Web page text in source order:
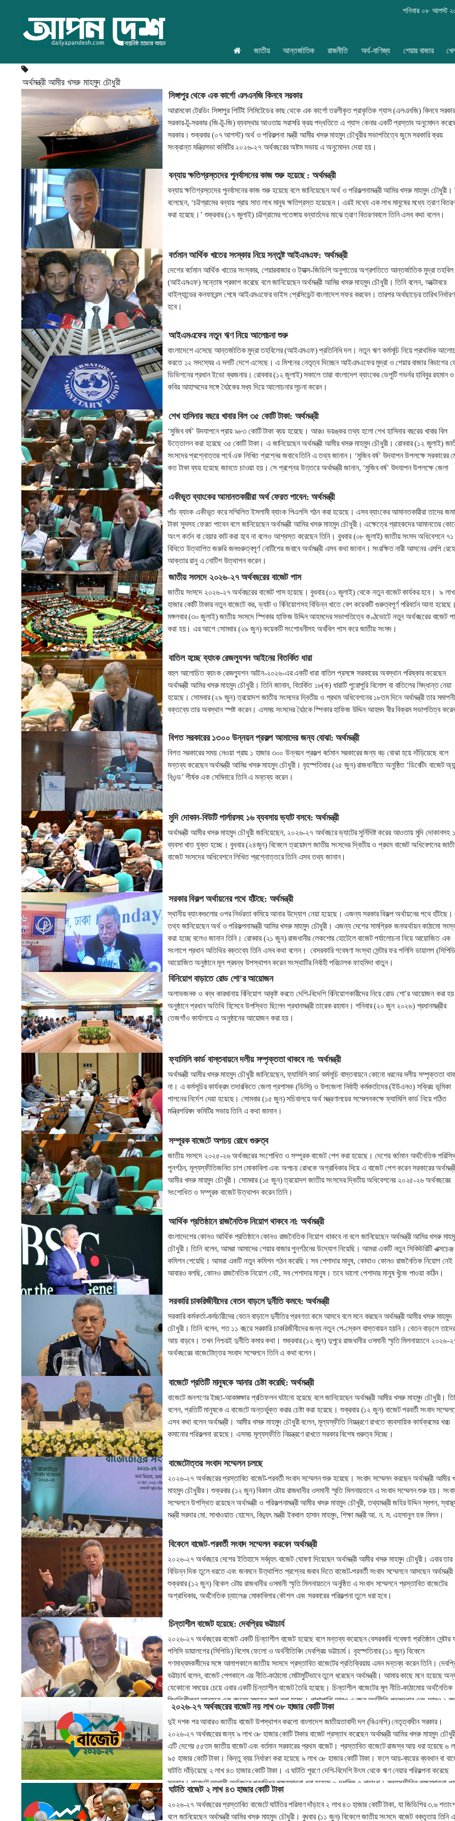
শনিবার ০৮ আগস্ট
জাতীয় আন্তর্জাতিক রাজনীতি অর্থ-বাণিজ্য শেয়ার বাজার
অর্থমন্ত্রী আমীর খসরু মাহমুদ চৌধুরী
সিঙ্গাপুর থেকে এক কার্গো এলএনজি কিনবে সরকার
আরামকো ট্রেডিং সিঙ্গাপুর পিটিই লিমিটেডের কাছ থেকে এক কার্গো তরলীকৃত প্রাকৃতিক গ্যাস (এলএনজি) কিনবে
সরকার-টু-সরকার (জি-টু-জি) ব্যবস্থার আওতায় সরাসরি ক্রয় পদ্ধতিতে এ গ্যাস কেনার একটি প্রস্তাব অনুমোদন
সরকার। শুক্রবার (০৭ আগস্ট) অর্থ ও পরিকল্পনা মন্ত্রী আমীর খসরু মাহমুদ চৌধুরীর সভাপতিত্বে জুমে সরকারি ক্রয়
সংক্রান্ত মন্ত্রিসভা কমিটির ২০২৬-২৭ অর্থবছরের অষ্টম সভায় এ অনুমোদন দেয়া হয়।
বন্যায় ক্ষতিগ্রস্তদের পুনর্বাসনের কাজ শুরু হয়েছে : অর্থমন্ত্রী
বন্যায় ক্ষতিগ্রস্তদের পুনর্বাসনের কাজ শুরু হয়েছে বলে জানিয়েছেন অর্থ ও পরিকল্পনামন্ত্রী আমির খসরু মাহমুদ চৌধুরী।
বলেছেন, ‘চট্টগ্রামের বন্যায় প্রায় সাত লাখ মানুষ ক্ষতিগ্রস্ত হয়েছেন। এরই মধ্যে এক লাখ মানুষের মধ্যে ত্রাণ
করা হয়েছে।’ শুক্রবার (১৭ জুলাই) চট্টগ্রামের পতেঙ্গায় বন্যার্তদের মাঝে ত্রাণ বিতরণকালে তিনি এসব কথা বলেন।
বর্তমান আর্থিক খাতের সংস্কার নিয়ে সন্তুষ্ট আইএমএফ: অর্থমন্ত্রী
দেশের বর্তমান আর্থিক খাতের সংস্কার, শেয়ারবাজার ও ট্যাক্স-জিডিপি অনুপাতের অগ্রগতিতে আন্তর্জাতিক মুদ্রা তহবিল
(আইএমএফ) সন্তোষ প্রকাশ করেছে বলে জানিয়েছেন অর্থমন্ত্রী আমির খসরু মাহমুদ চৌধুরী। তিনি বলেন, অক্টোবরে
থাইল্যান্ডের কনফারেন্স শেষে আইএমএফের ভাইস প্রেসিডেন্ট বাংলাদেশ সফর করবেন। তারপর অর্থছাড়ের তারিখ নির্ধারণ
হবে।
আইএমএফের নতুন ঋণ নিয়ে আলোচনা শুরু
বাংলাদেশে এসেছে আন্তর্জাতিক মুদ্রা তহবিলের (আইএমএফ) প্রতিনিধি দল। নতুন ঋণ কর্মসূচি নিয়ে প্রাথমিক
করতে ১২ সদস্যের এ দলটি দেশে এসেছে। এ মিশনের নেতৃত্ব দিচ্ছেন আইএমএফের মুদ্রা ও শেয়ার বাজার বিভাগের
ডিভিশনের প্রধান ইভো ক্রজনার। রোববার (১২ জুলাই) সকালে তারা বাংলাদেশ ব্যাংকের ডেপুটি গভর্নর হাবিবুর রহমান ও
কবির আহাম্মদের সঙ্গে বৈঠকের মধ্য দিয়ে আলোচনার সূচনা করেন।
শেখ হাসিনার বছরে খাবার বিল ৩৫ কোটি টাকা: অর্থমন্ত্রী
‘মুজিব বর্ষ’ উদযাপনে প্রায় ৯৮৩ কোটি টাকা ব্যয় হয়েছে। আরও ভয়ঙ্কর তথ্য হলো শেখ হাসিনার বছরের খাবার বিল
উত্তোলন করা হয়েছে ৩৫ কোটি টাকা। এ জানিয়েছেন অর্থমন্ত্রী আমীর খসরু মাহমুদ চৌধুরী। রোববার (১২ জুলাই)
সংসদের প্রশ্নোত্তর পর্বে এক লিখিত প্রশ্নের জবাবে তিনি এ তথ্য জানান। ‘মুজিব বর্ষ’ উদযাপন উপলক্ষে সরকারের
কত টাকা ব্যয় হয়েছে জানতে চাওয়া হয়। সে প্রশ্নের উত্তরে অর্থমন্ত্রী জানান, ‘মুজিব বর্ষ’ উদযাপন উপলক্ষে জেলা
একীভূত ব্যাংকের আমানতকারীরা অর্থ ফেরত পাবেন: অর্থমন্ত্রী
পাঁচ ব্যাংক একীভূত করে সম্মিলিত ইসলামী ব্যাংক পিএলসি গঠন করা হয়েছে। এসব ব্যাংকের আমানতকারীরা তাদের
টাকা সুদসহ ফেরত পাবেন বলে জানিয়েছেন অর্থমন্ত্রী আমির খসরু মাহমুদ চৌধুরী। এক্ষেত্রে গ্রাহকদের আমানতের
অংশ কর্তন বা হেয়ার কাট করা হবে না বলেও আশ্বস্ত করেছেন তিনি। বুধবার (০৮ জুলাই) জাতীয় সংসদ অধিবেশনে ৭১
বিধিতে উত্থাপিত জরুরি জনগুরুত্বপূর্ণ নোটিশের জবাবে অর্থমন্ত্রী এসব কথা জানান। সংরক্ষিত নারী আসনের এমপি
আক্তার রানু এ নোটিশ উত্থাপন করেন।
জাতীয় সংসদে ২০২৬-২৭ অর্থবছরের বাজেট পাস
জাতীয় সংসদে ২০২৬-২৭ অর্থবছরের বাজেট পাস হয়েছে। বুধবার (০১ জুলাই) থেকে নতুন বাজেট কার্যকর হবে। ৯
হাজার কোটি টাকার নতুন বাজেটে কর, ভ্যাট ও বিনিয়োগসহ বিভিন্ন খাতে বেশ কয়েকটি গুরুত্বপূর্ণ পরিবর্তন আনা হয়েছে।
মঙ্গলবার (৩০ জুলাই) জাতীয় সংসদে স্পিকার হাফিজ উদ্দিন আহমদের সভাপতিত্বে কণ্ঠভোটে নতুন অর্থবছরের বাজেট
করা হয়। এর আগে সোমবার (২৯ জুন) কয়েকটি সংশোধনীসহ অর্থবিল পাস করে জাতীয় সংসদ।
বাতিল হচ্ছে ব্যাংক রেজল্যুশন আইনের বিতর্কিত ধারা
বহুল আলোচিত ব্যাংক রেজল্যুশন আইন-২০২৬-এর একটি ধারা বাতিল প্রসঙ্গে সরকারের অবস্থান পরিষ্কার করেছেন
অর্থমন্ত্রী আমির খসরু মাহমুদ চৌধুরী। তিনি জানান, বিতর্কিত ১৮(ক) ধারাটি পুরোপুরি বিলোপ বা বাতিলের সিদ্ধান্ত নেয়া
হয়েছে। সোমবার (২৯ জুন) ত্রয়োদশ জাতীয় সংসদের দ্বিতীয় ও প্রথম অধিবেশনের ১৮তম দিনে অর্থমন্ত্রী তার সমাপনী
বক্তব্যে তার অবস্থান স্পষ্ট করেন। এসময় সংসদের বৈঠকে স্পিকার হাফিজ উদ্দিন আহমদ বীর বিক্রম সভাপতিত্ব
বিগত সরকারের ১৩০০ উন্নয়ন প্রকল্প আমাদের জন্য বোঝা: অর্থমন্ত্রী
বিগত সরকারের সময় নেওয়া প্রায় ১ হাজার ৩০০ উন্নয়ন প্রকল্প বর্তমান সরকারের জন্য বড় বোঝা হয়ে দাঁড়িয়েছে বলে
মন্তব্য করেছেন অর্থমন্ত্রী আমির খসরু মাহমুদ চৌধুরী। বৃহস্পতিবার (২৫ জুন) রাজধানীতে অনুষ্ঠিত ‘ডিবেটিং বাজেট
বিওন্ড’ শীর্ষক এক সেমিনারে তিনি এ মন্তব্য করেন।
মুদি দোকান-বিউটি পার্লারসহ ১৬ ব্যবসায় ভ্যাট বসবে: অর্থমন্ত্রী
অর্থমন্ত্রী আমীর খসরু মাহমুদ চৌধুরী জানিয়েছেন, ২০২৬-২৭ অর্থবছরে ভ্যাটের সুর্নিদিষ্ট করের আওতায় মুদি দোকানসহ
ব্যবসা খাত যুক্ত হচ্ছে। বুধবার (২৪জুন) বিকেলে ত্রয়োদশ জাতীয় সংসদের দ্বিতীয় ও প্রথম বাজেট অধিবেশনের
বাজেট সংসদের অধিবেশনে লিখিত প্রশ্নোত্তরে তিনি এসব তথ্য জানান।
সরকার বিকল্প অর্থায়নের পথে হাঁটছে: অর্থমন্ত্রী
স্থানীয় ব্যাংকগুলোর ওপর নির্ভরতা কমিয়ে আনার উদ্যোগ নেয়া হয়েছে। এজন্য সরকার বিকল্প অর্থায়নের পথে হাঁটছে।
তথ্য জানিয়েছেন অর্থ ও পরিকল্পনামন্ত্রী আমির খসরু মাহমুদ চৌধুরী। এজন্য দেশের সামগ্রিক জনঅর্থায়ন কাঠামো
করা হচ্ছে বলেও জানান তিনি। রোববার (২১ জুন) রাজধানীর লেকশোর হোটেলে বাজেট পর্যালোচনা নিয়ে আয়োজিত এক
সংলাপে প্রধান অতিথির বক্তব্যে তিনি এসব কথা বলেন। বেসরকারি গবেষণা সংস্থা সেন্টার ফর পলিসি ডায়ালগ
আয়োজিত অনুষ্ঠানে মূল প্রবন্ধ উপস্থাপন করেন সংস্থাটির নির্বাহী পরিচালক ফাহমিদা খাতুন।
বিনিয়োগ বাড়াতে রোড শো’র আয়োজন
অলাভজনক ও বন্ধ কারখানায় বিনিয়োগ আকৃষ্ট করতে দেশি-বিদেশি বিনিয়োগকারীদের নিয়ে রোড শো’র আয়োজন করা
অনুষ্ঠানে প্রধান অতিথি হিসেবে উপস্থিত ছিলেন প্রধানমন্ত্রী তারেক রহমান। শনিবার (২০ জুন ২০২৬) প্রধানমন্ত্রীর
তেজগাঁও কার্যালয়ে এ অনুষ্ঠানের আয়োজন করা হয়।
ফ্যামিলি কার্ড বাস্তবায়নে দলীয় সম্পৃক্ততা থাকবে না: অর্থমন্ত্রী
অর্থমন্ত্রী আমীর খসরু মাহমুদ চৌধুরী জানিয়েছেন, ফ্যামিলি কার্ড কর্মসূচি বাস্তবায়নে কোনো ধরনের দলীয় সম্পৃক্ততা
না। এ কর্মসূচির কার্যক্রম তদারকিতে জেলা প্রশাসক (ডিসি) ও উপজেলা নির্বাহী কর্মকর্তাদের (ইউএনও) সক্রিয় ভূমিকা
পালনের নির্দেশ দেয়া হয়েছে। সোমবার (১৫ জুন) সচিবালয়ে অর্থ মন্ত্রণালয়ের সম্মেলনকক্ষে ফ্যামিলি কার্ড নিয়ে গঠিত
মন্ত্রিপরিষদ কমিটির সভায় তিনি এ কথা জানান।
সম্পূরক বাজেটে অপচয় রোধে গুরুত্ব
জাতীয় সংসদে ২০২৫-২৬ অর্থবছরের সংশোধিত ও সম্পূরক বাজেট পেশ করা হয়েছে। দেশের বর্তমান অর্থনৈতিক
পুনর্গঠন, মূল্যস্ফীতিজনিত চাপ মোকাবিলা এবং অপচয় রোধকে অগ্রাধিকার দিয়ে এ বাজেট পেশ করেন সরকারের
আমীর খসরু মাহমুদ চৌধুরী। সোমবার (১৫ জুন) ত্রয়োদশ জাতীয় সংসদের দ্বিতীয় অধিবেশনের ২০২৫-২৬ অর্থবছরের
সংশোধিত ও সম্পূরক বাজেট উত্থাপন করেন তিনি।
আর্থিক প্রতিষ্ঠানে রাজনৈতিক নিয়োগ থাকবে না: অর্থমন্ত্রী
বাংলাদেশের কোনও আর্থিক প্রতিষ্ঠানে কোনও রাজনৈতিক নিয়োগ থাকবে না বলে জানিয়েছেন অর্থমন্ত্রী আমির খসরু
চৌধুরী। তিনি বলেন, আমরা আমাদের শেয়ার বাজার পুনর্গঠনের উদ্যোগ নিয়েছি। আমরা একটি নতুন সিকিউরিটি এক্সচেঞ্জ
কমিশন পেয়েছি। আমরা একটি নতুন কমিশন গঠন করেছি। সব পেশাদার মানুষ, কোথাও কোনও রাজনৈতিক নিয়োগ
আবারও বলছি, কোনও রাজনৈতিক নিয়োগ নেই, সব পেশাদার মানুষ। তবে ভালো পেশাদার মানুষ খুঁজে পাওয়া কঠিন।
সরকারি চাকরিজীবীদের বেতন বাড়লে দুর্নীতি কমবে: অর্থমন্ত্রী
সরকারি কর্মকর্তা-কর্মচারীদের বেতন বাড়ালে দুর্নীতির প্রবণতা কমে আসবে বলে মনে করছেন অর্থমন্ত্রী আমীর খসরু মাহমুদ
চৌধুরী। তিনি বলেন, গত ১১ বছরে সরকারি চাকরিজীবীদের জন্য নতুন পে-স্কেল বাস্তবায়ন হয়নি। বেতন বাড়লে
আয় বাড়বে। তখন নিশ্চয়ই দুর্নীতি কমার কথা। শুক্রবার (১২ জুন) দুপুরে রাজধানীর ওসমানী স্মৃতি মিলনায়তনে ২০২৬-
অর্থবছরের বাজেটোত্তর সংবাদ সম্মেলনে তিনি এ কথা বলেন।
বাজেটে প্রতিটি মানুষকে আনার চেষ্টা করেছি: অর্থমন্ত্রী
বাজেটে জনগণের ইচ্ছা-আকাঙ্ক্ষার প্রতিফলন ঘটানো হয়েছে বলে জানিয়েছেন অর্থমন্ত্রী আমীর খসরু মাহমুদ চৌধুরী।
বলেন, প্রতিটি মানুষকে এ বাজেটে অন্তর্ভুক্ত করার চেষ্টা করা হয়েছে। শুক্রবার (১২ জুন) বাজেট পরবর্তী সংবাদ
এসব কথা বলেন অর্থমন্ত্রী। আমীর খসরু মাহমুদ চৌধুরী বলেন, মূল্যস্ফীতি নিয়ন্ত্রণে রাখতে ব্যবসায়িক কার্যক্রমের খরচ
কমানোর পরিকল্পনা রয়েছে। এসময় মূল্যস্ফীতি নিয়ন্ত্রণে রাখতে সরকার বিশেষ গুরুত্ব দিচ্ছে।
বাজেটোত্তর সংবাদ সম্মেলন চলছে
২০২৬-২৭ অর্থবছরের প্রস্তাবিত বাজেট-পরবর্তী সংবাদ সম্মেলন শুরু হয়েছে। সংবাদ সম্মেলন করছেন অর্থমন্ত্রী আমীর
মাহমুদ চৌধুরীর। শুক্রবার (১২ জুন) বিকাল ৩টায় রাজধানীর ওসমানী স্মৃতি মিলনায়তনে এ সংবাদ সম্মেলন শুরু হয়।
সম্মেলনে উপস্থিত রয়েছেন অর্থমন্ত্রী ও পরিকল্পনামন্ত্রী আমীর খসরু মাহমুদ চৌধুরী, তথ্যমন্ত্রী জহির উদ্দিন স্বপন,
মন্ত্রী সরদার মো. সাখাওয়াত হোসেন, বিদ্যুৎ মন্ত্রী ইকবাল হাসান মাহমুদ, শিক্ষা মন্ত্রী আ. ন. ম. এহসানুল হক মিলন।
বিকেলে বাজেট-পরবর্তী সংবাদ সম্মেলন করবেন অর্থমন্ত্রী
২০২৬-২৭ অর্থবছরে দেশের ইতিহাসে সর্ববৃহৎ বাজেট ঘোষণা দিয়েছেন অর্থমন্ত্রী আমীর খসরু মাহমুদ চৌধুরী। এবার তার
বিভিন্ন দিক তুলে ধরতে এবং জনমনে উত্থাপিত প্রশ্নের জবাব দিতে বাজেট-পরবর্তী সংবাদ সম্মেলনে আসছেন
শুক্রবার (১২ জুন) বিকেল ৩টায় রাজধানীর ওসমানী স্মৃতি মিলনায়তনে অনুষ্ঠিত এ সংবাদ সম্মেলনে প্রস্তাবিত বাজেটের
অগ্রাধিকার, অর্থনৈতিক চ্যালেঞ্জ মোকাবিলার কৌশল এবং সরকারের পরিকল্পনা তুলে ধরা হবে।
চিন্তাশীল বাজেট হয়েছে: দেবপ্রিয় ভট্টাচার্য
২০২৬-২৭ অর্থবছরের বাজেট একটি চিন্তাশীল বাজেট হয়েছে বলে মন্তব্য করেছেন বেসরকারি গবেষণা প্রতিষ্ঠান সেন্টার
পলিসি ডায়ালগের (সিপিডি) বিশেষ ফেলো ও অর্থনীতিবিদ দেবপ্রিয় ভট্টাচার্য। বৃহস্পতিবার (১১ জুন) বিকেলে
গণমাধ্যমকর্মীদের সঙ্গে আলাপকালে জাতীয় সংসদে প্রস্তাবিত বাজেটের প্রতিক্রিয়ায় এমন মন্তব্য করেন তিনি।
ভট্টাচার্য বলেন, বাজেট পেশকালে এর নীতি-কাঠামো মোটামুটিভাবে তুলে ধরেছেন অর্থমন্ত্রী। আমার কাছে মনে হয়েছে
যেকোনো সময়ের চেয়ে এবার একটি চিন্তাশীল বাজেট তৈরি হয়েছে। চিন্তাশীল বাজেটের মূল নীতি-কাঠামোয় অর্থনৈতিক
স্থিতিশীলতা আনয়নে এক বছরের সময়ের কথা বলা হচ্ছে। পাশাপাশি আরও ৩ বছর অর্থনীতি পুনরুদ্ধার এবং আরও ১
অর্থনীতি বিনির্মাণের কথা বলা হয়েছে।
২০২৬-২৭ অর্থবছরের বাজেট নয় লাখ ৩৮ হাজার কোটি টাকা
দুই দশক পর আবারও জাতীয় বাজেট উপস্থাপন করলো বাংলাদেশ জাতীয়তাবাদী দল (বিএনপি) নেতৃত্বাধীন সরকার।
২০২৬-২৭ অর্থবছরের জন্য ৯ লাখ ৩৮ হাজার কোটি টাকার বাজেট প্রস্তাব করেছেন অর্থমন্ত্রী আমির খসরু মাহমুদ
এটি দেশের ৫৫তম জাতীয় বাজেট এবং বর্তমান সরকারের প্রথম বাজেট। প্রস্তাবিত বাজেটে রাজস্ব আয় ধরা হয়েছে ৬
৯৫ হাজার কোটি টাকা। কিন্তু ব্যয় নির্ধারণ করা হয়েছে ৯ লাখ ৩৮ হাজার কোটি টাকা। ফলে আয়-ব্যয়ের ব্যবধান বা
ঘাটতি দাঁড়িয়েছে ২ লাখ ৪৩ হাজার কোটি টাকা। এ ঘাটতি পূরণে দেশি-বিদেশি উৎস থেকে ঋণ নেয়ার পরিকল্পনা করেছে
সরকার। বাজেটে আগামী অর্থবছরে প্রবৃদ্ধির লক্ষ্যমাত্রা ধরা হয়েছে ৬ দশমিক ৫ শতাংশ। মূল্যস্ফীতির লক্ষ্যমাত্রা
হয়েছে ৭ দশমিক ৫ শতাংশ।
ঘাটতি বাজেট ২ লাখ ৪৩ হাজার কোটি টাকা
২০২৬-২৭ অর্থবছরের প্রস্তাবিত বাজেটে ঘাটতির পরিমাণ দাঁড়াবে ২ লাখ ৪৩ হাজার কোটি টাকা, যা জিডিপির ৩.৬
বলে জানিয়েছেন অর্থমন্ত্রী আমির খসরু মাহমুদ চৌধুরী। বুধবার (১১ জুন) বিকেলে জাতীয় সংসদে বাজেট বক্তৃতায় তিনি এ